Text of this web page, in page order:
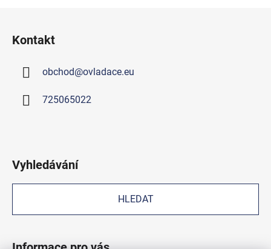
Kontakt
obchod@ovladace.eu
725065022
Vyhledávání
HLEDAT